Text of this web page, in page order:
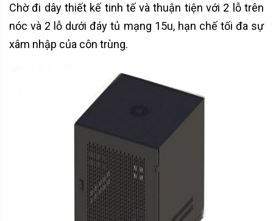
Chờ đi dây thiết kế tinh tế và thuận tiện với 2 lỗ trên
nóc và 2 lỗ dưới đáy tủ mạng 15u, hạn chế tối đa sự
xâm nhập của côn trùng.